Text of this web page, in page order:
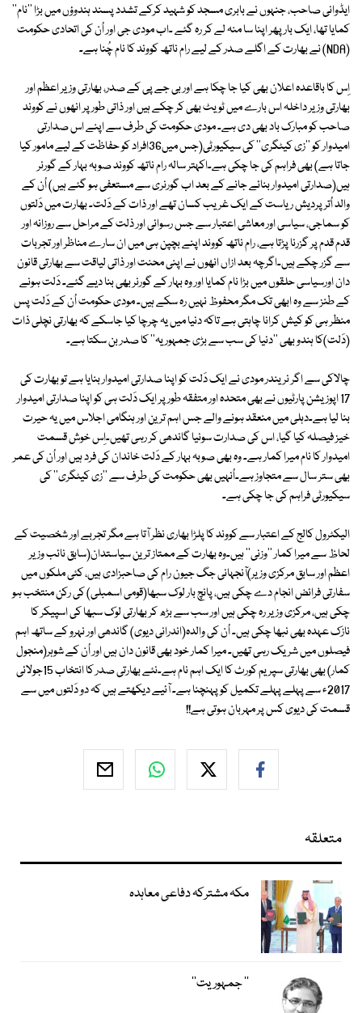
ایڈوانی صاحب، جنہوں نے بابری مسجد کو شہید کرکے تشدد پسند ہندوؤں میں بڑا ''نام''
کمایا تھا، ایک بار پھر اپنا سا منہ لے کر رہ گئے ۔اب مودی جی اور اُن کی اتحادی حکومت
(NDA) نے بھارت کے اگلے صدر کے لیے رام ناتھ کووند کا نام چُنا ہے۔
اِس کا باقاعدہ اعلان بھی کیا جا چکا ہے اور بی جے پی کے صدر، بھارتی وزیر اعظم اور
بھارتی وزیر داخلہ اس بارے میں ٹویٹ بھی کر چکے ہیں اور ذاتی طور پر انھوں نے کووند
صاحب کو مبارک باد بھی دی ہے۔ مودی حکومت کی طرف سے اپنے اس صدارتی
امیدوار کو ''زی کیٹگری'' کی سیکیورٹی(جس میں36افراد کو حفاظت کے لیے مامور کیا
جاتا ہے) بھی فراہم کی جا چکی ہے۔اکہتر سالہ رام ناتھ کووند صوبہ بہار کے گورنر
ہیں(صدارتی امیدوار بنائے جانے کے بعد اب گورنری سے مستعفی ہو گئے ہیں) اُن کے
والد اُتر پردیش ریاست کے ایک غریب کسان تھے اور ذات کے دَلت۔ بھارت میں دَلتوں
کو سماجی، سیاسی اور معاشی اعتبار سے جس رسوائی اور ذلت کے مراحل سے روزانہ اور
قدم قدم پر گزرنا پڑتا ہے، رام ناتھ کووند اپنے بچپن ہی میں ان سارے مناظر اور تجربات
سے گزر چکے ہیں۔اگرچہ بعد ازاں انھوں نے اپنی محنت اور ذاتی لیاقت سے بھارتی قانون
دان اورسیاسی حلقوں میں بڑا نام کمایا اور وہ بہار کے گورنر بھی بنا دیے گئے۔ دَلت ہونے
کے طنز سے وہ ابھی تک مگر محفوظ نہیں رہ سکے ہیں۔ مودی حکومت اُن کے دَلت پس
منظر ہی کو کیش کرانا چاہتی ہے تاکہ دنیا میں یہ چرچا کیا جاسکے کہ بھارتی نچلی ذات
(دَلت)کا ہندو بھی ''دنیا کی سب سے بڑی جمہوریہ'' کا صدر بن سکتا ہے۔
چالاکی سے اگر نریندر مودی نے ایک دَلت کو اپنا صدارتی امیدوار بنایا ہے تو بھارت کی
17 اپوزیشن پارٹیوں نے بھی متحدہ اور متفقہ طور پر ایک دَلت ہی کو اپنا صدارتی امیدوار
بنا لیا ہے۔دہلی میں منعقد ہونے والے جس اہم ترین اور ہنگامی اجلاس میں یہ حیرت
خیز فیصلہ کیا گیا، اس کی صدارت سونیا گاندھی کر رہی تھیں۔اِس خوش قسمت
امیدوار کا نام میرا کمار ہے۔ وہ بھی صوبہ بہار کے دَلت خاندان کی فرد ہیں اور اُن کی عمر
بھی ستر سال سے متجاوز ہے۔اُنہیں بھی حکومت کی طرف سے ''زی کیٹگری'' کی
سیکیورٹی فراہم کی جا چکی ہے۔
الیکٹرول کالج کے اعتبار سے کووند کا پلڑا بھاری نظر آتا ہے مگر تجربے اور شخصیت کے
لحاظ سے میرا کمار ''وزنی'' ہیں۔وہ بھارت کے ممتاز ترین سیاستدان(سابق نائب وزیر
اعظم اور سابق مرکزی وزیر)آنجہانی جگ جیون رام کی صاحبزادی ہیں، کئی ملکوں میں
سفارتی فرائض انجام دے چکی ہیں، پانچ بار لوک سبھا(قومی اسمبلی) کی رکن منتخب ہو
چکی ہیں، مرکزی وزیر رہ چکی ہیں اور سب سے بڑھ کر بھارتی لوک سبھا کی اسپیکر کا
نازک عہدہ بھی نبھا چکی ہیں۔ اُن کی والدہ(اندرانی دیوی) گاندھی اور نہرو کے ساتھ اہم
فیصلوں میں شریک رہی تھیں۔ میرا کمار خود بھی قانون دان ہیں اور اُن کے شوہر(منجول
کمار) بھی بھارتی سپریم کورٹ کا ایک اہم نام ہے۔نئے بھارتی صدر کا انتخاب 15جولائی
2017ء سے پہلے پہلے تکمیل کو پہنچنا ہے۔ آئیے دیکھتے ہیں کہ دو دَلتوں میں سے
قسمت کی دیوی کس پر مہربان ہوتی ہے!!
متعلقہ
مکہ مشترکہ دفاعی معاہدہ
’’ جمہوریت‘‘